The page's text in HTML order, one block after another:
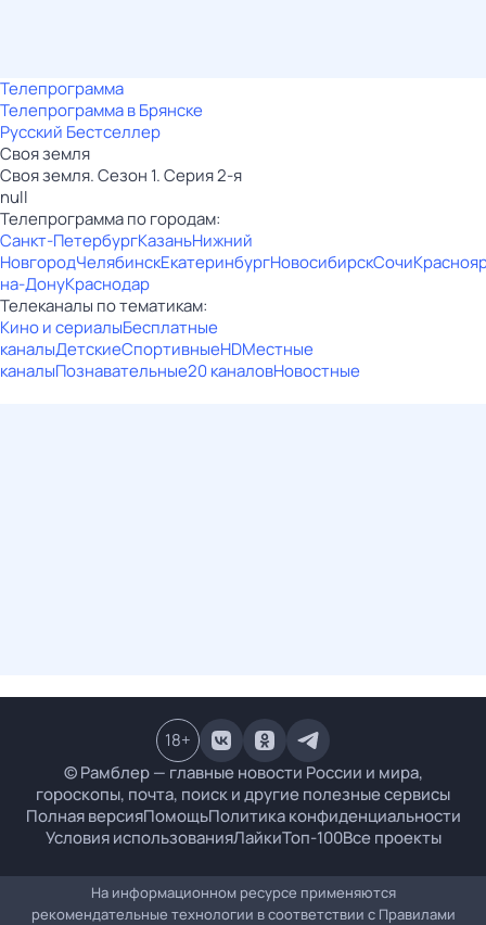
Телепрограмма
Телепрограмма в Брянске
Русский Бестселлер
Своя земля
Своя земля. Сезон 1. Серия 2-я
null
Телепрограмма по городам:
Санкт-ПетербургКазаньНижний
НовгородЧелябинскЕкатеринбургНовосибирскСочи
на-ДонуКраснодар
Телеканалы по тематикам:
Кино и сериалыБесплатные
каналыДетскиеСпортивныеHDМестные
каналыПознавательные20 каналовНовостные
© Рамблер — главные новости России и мира,
гороскопы, почта, поиск и другие полезные сервисы
Полная версияПомощьПолитика конфиденциальности
Условия использованияЛайкиТоп-100Все проекты
18+
На информационном ресурсе применяются
рекомендательные технологии в соответствии с Правилами